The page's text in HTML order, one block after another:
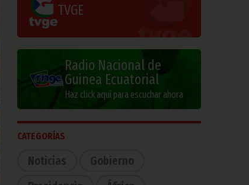
TVGE
Radio Nacional de
Guinea Ecuatorial
Haz click aquí para escuchar ahora
CATEGORÍAS
Noticias
Gobierno